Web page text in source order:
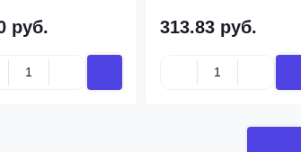
руб. 313.83 руб.